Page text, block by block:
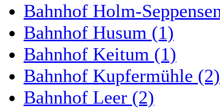
Bahnhof Holm-
Bahnhof Husum (1)
Bahnhof Keitum (1)
Bahnhof Kupfermühle (2)
Bahnhof Leer (2)